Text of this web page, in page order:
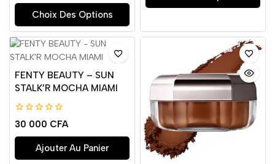
5
Choix Des Options
FENTY BEAUTY – SUN
STALK’R MOCHA MIAMI
0
de
5
30 000 CFA
Ajouter Au Panier